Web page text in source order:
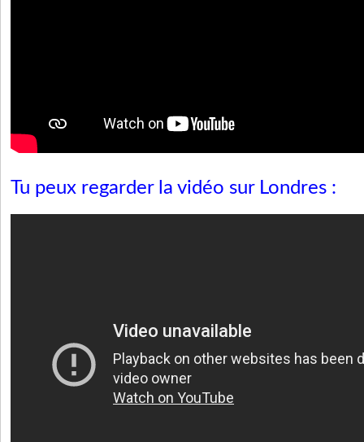
Tu peux regarder la vidéo sur Londres :